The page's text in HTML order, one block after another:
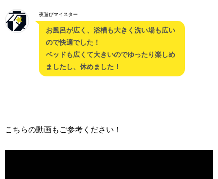
夜遊びマイスター
お風呂が広く、浴槽も大きく洗い場も広い
ので快適でした！
ベッドも広くて大きいのでゆったり楽しめ
ましたし、休めました！
こちらの動画もご参考ください！